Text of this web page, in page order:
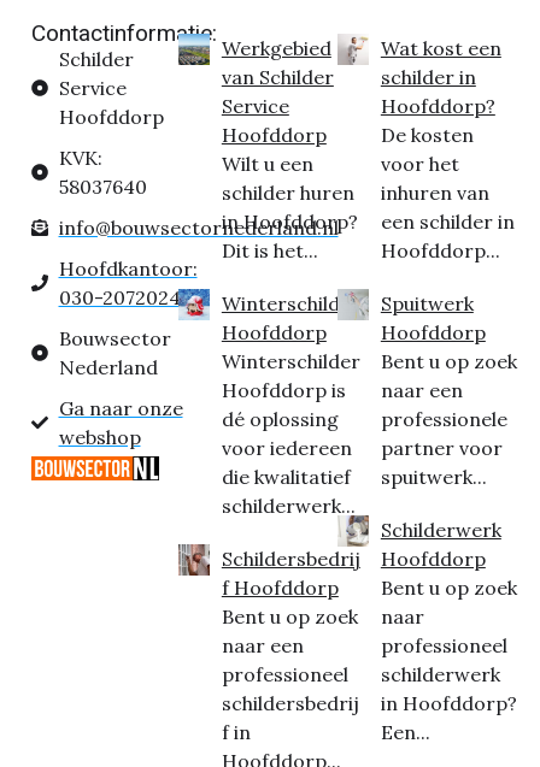
Contactinformatie:
Schilder
Service
Hoofddorp
KVK:
58037640
info@bouwsectornederland.nl
Hoofdkantoor:
030-2072024
Bouwsector
Nederland
Ga naar onze
webshop
Werkgebied
van Schilder
Service
Hoofddorp
Wilt u een
schilder huren
in Hoofddorp?
Dit is het...
Winterschilder
Hoofddorp
Winterschilder
Hoofddorp is
dé oplossing
voor iedereen
die kwalitatief
schilderwerk...
Schildersbedrij
f Hoofddorp
Bent u op zoek
naar een
professioneel
schildersbedrij
f in
Hoofddorp...
Wat kost een
schilder in
Hoofddorp?
De kosten
voor het
inhuren van
een schilder in
Hoofddorp...
Spuitwerk
Hoofddorp
Bent u op zoek
naar een
professionele
partner voor
spuitwerk...
Schilderwerk
Hoofddorp
Bent u op zoek
naar
professioneel
schilderwerk
in Hoofddorp?
Een...